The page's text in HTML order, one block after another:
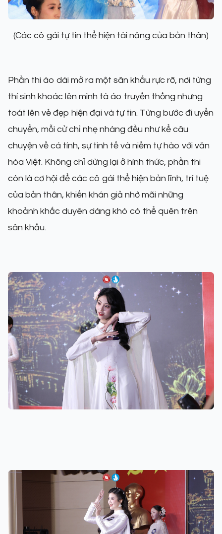
(Các cô gái tự tin thể hiện tài năng của bản thân)
Phần thi áo dài mở ra một sân khấu rực rỡ, nơi từng
thí sinh khoác lên mình tà áo truyền thống nhưng
toát lên vẻ đẹp hiện đại và tự tin. Từng bước đi uyển
chuyển, mỗi cử chỉ nhẹ nhàng đều như kể câu
chuyện về cá tính, sự tinh tế và niềm tự hào với văn
hóa Việt. Không chỉ dừng lại ở hình thức, phần thi
còn là cơ hội để các cô gái thể hiện bản lĩnh, trí tuệ
của bản thân, khiến khán giả nhớ mãi những
khoảnh khắc duyên dáng khó có thể quên trên
sân khấu.